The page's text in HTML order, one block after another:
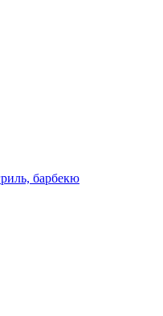
барбекю